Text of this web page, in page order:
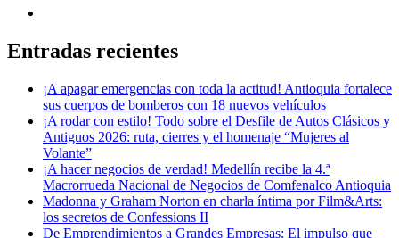
Entradas recientes
¡A apagar emergencias con toda la actitud! Antioquia fortalece
sus cuerpos de bomberos con 18 nuevos vehículos
¡A rodar con estilo! Todo sobre el Desfile de Autos Clásicos y
Antiguos 2026: ruta, cierres y el homenaje “Mujeres al
Volante”
¡A hacer negocios de verdad! Medellín recibe la 4.ª
Macrorrueda Nacional de Negocios de Comfenalco Antioquia
Madonna y Graham Norton en charla íntima por Film&Arts:
los secretos de Confessions II
De Emprendimientos a Grandes Empresas: El impulso que